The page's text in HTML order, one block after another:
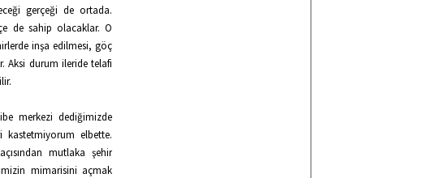
gerçeği de ortada.
de sahip olacaklar. O
inşa edilmesi, göç
Aksi durum ileride telafi
merkezi dediğimizde
kastetmiyorum elbette.
mutlaka şehir
mimarisini açmak